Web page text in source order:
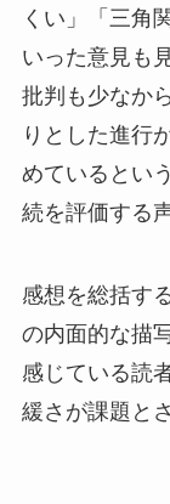
くい」「三角
いった意見も
批判も少なか
りとした進行
めているとい
続を評価する
感想を総括す
の内面的な描
感じている読
緩さが課題と